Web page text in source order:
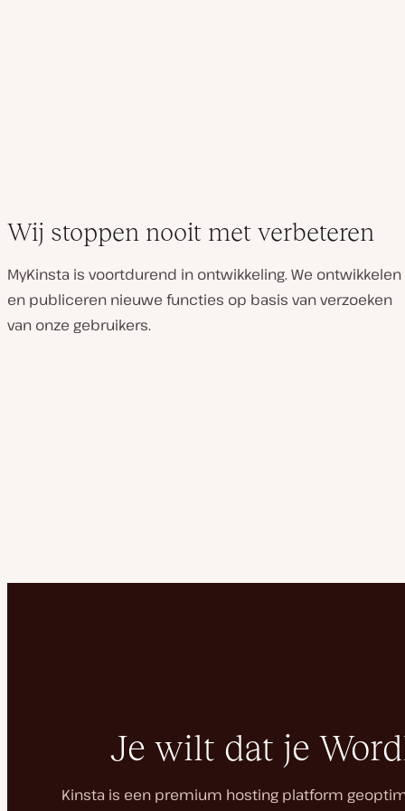
Wij stoppen nooit met verbeteren
MyKinsta is voortdurend in ontwikkeling. We ontwikkelen
en publiceren nieuwe functies op basis van verzoeken
van onze gebruikers.
Je wilt dat je
Kinsta is een premium hosting platform